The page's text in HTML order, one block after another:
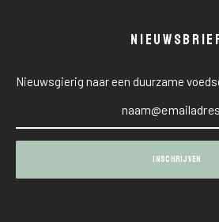
Nieuwsgierig naar een duurzame